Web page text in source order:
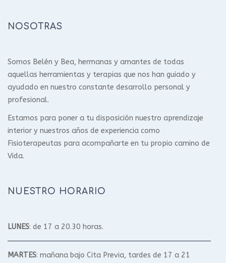
NOSOTRAS
Somos Belén y Bea, hermanas y amantes de todas
aquellas herramientas y terapias que nos han guiado y
ayudado en nuestro constante desarrollo personal y
profesional.
Estamos para poner a tu disposición nuestro aprendizaje
interior y nuestros años de experiencia como
Fisioterapeutas para acompañarte en tu propio camino de
Vida.
NUESTRO HORARIO
LUNES: de 17 a 20.30 horas.
MARTES: mañana bajo Cita Previa, tardes de 17 a 21